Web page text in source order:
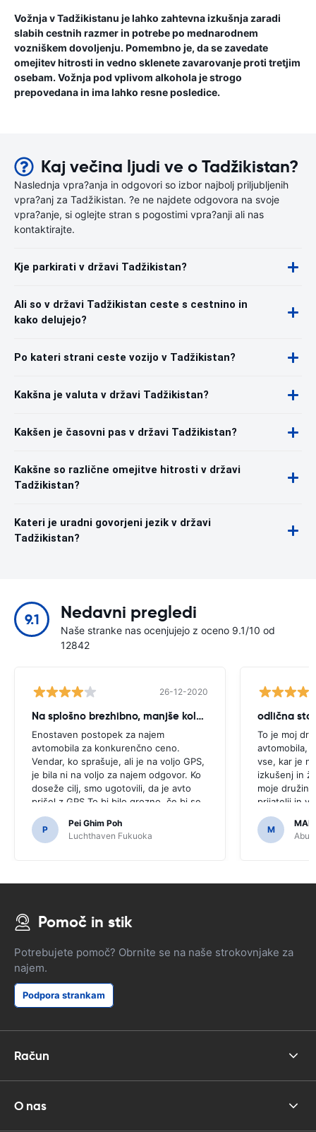
Vožnja v Tadžikistanu je lahko zahtevna izkušnja zaradi
slabih cestnih razmer in potrebe po mednarodnem
vozniškem dovoljenju. Pomembno je, da se zavedate
omejitev hitrosti in vedno sklenete zavarovanje proti tretjim
osebam. Vožnja pod vplivom alkohola je strogo
prepovedana in ima lahko resne posledice.
Kaj večina ljudi ve o Tadžikistan?
Naslednja vpra?anja in odgovori so izbor najbolj priljubljenih
vpra?anj za Tadžikistan. ?e ne najdete odgovora na svoje
vpra?anje, si oglejte stran s pogostimi vpra?anji ali nas
kontaktirajte.
Kje parkirati v državi Tadžikistan?
Ali so v državi Tadžikistan ceste s cestnino in
kako delujejo?
Po kateri strani ceste vozijo v Tadžikistan?
Kakšna je valuta v državi Tadžikistan?
Kakšen je časovni pas v državi Tadžikistan?
Kakšne so različne omejitve hitrosti v državi
Tadžikistan?
Kateri je uradni govorjeni jezik v državi
Tadžikistan?
9.1 Nedavni pregledi
Naše stranke nas ocenjujejo z oceno 9.1/10 od
12842
26-12-2020
Na splošno brezhibno, manjše kolcanje
Enostaven postopek za najem
avtomobila za konkurenčno ceno.
Vendar, ko sprašuje, ali je na voljo GPS,
je bila ni na voljo za najem odgovor. Ko
doseže cilj, smo ugotovili, da je avto
prišel z GPS.To bi bilo grozno, če bi se
odločili za nakup GPS, kot je bilo
potrebno za navigacijo japonske ceste.
P
Pei Ghim Poh
Luchthaven Fukuoka
odlična
To je moj
avtomobila,
vse, kar je
izkušenj in
moje
prijatelji in
dostopna in
M
Abu
Pomoč in stik
Potrebujete pomoč? Obrnite se na naše strokovnjake za
najem.
Podpora strankam
Račun
O nas